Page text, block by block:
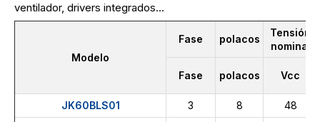
ventilador, drivers integrados...
Modelo
Fase polacos
Tensión
nominal
Fase polacos Vcc
JK60BLS01 3 8
48